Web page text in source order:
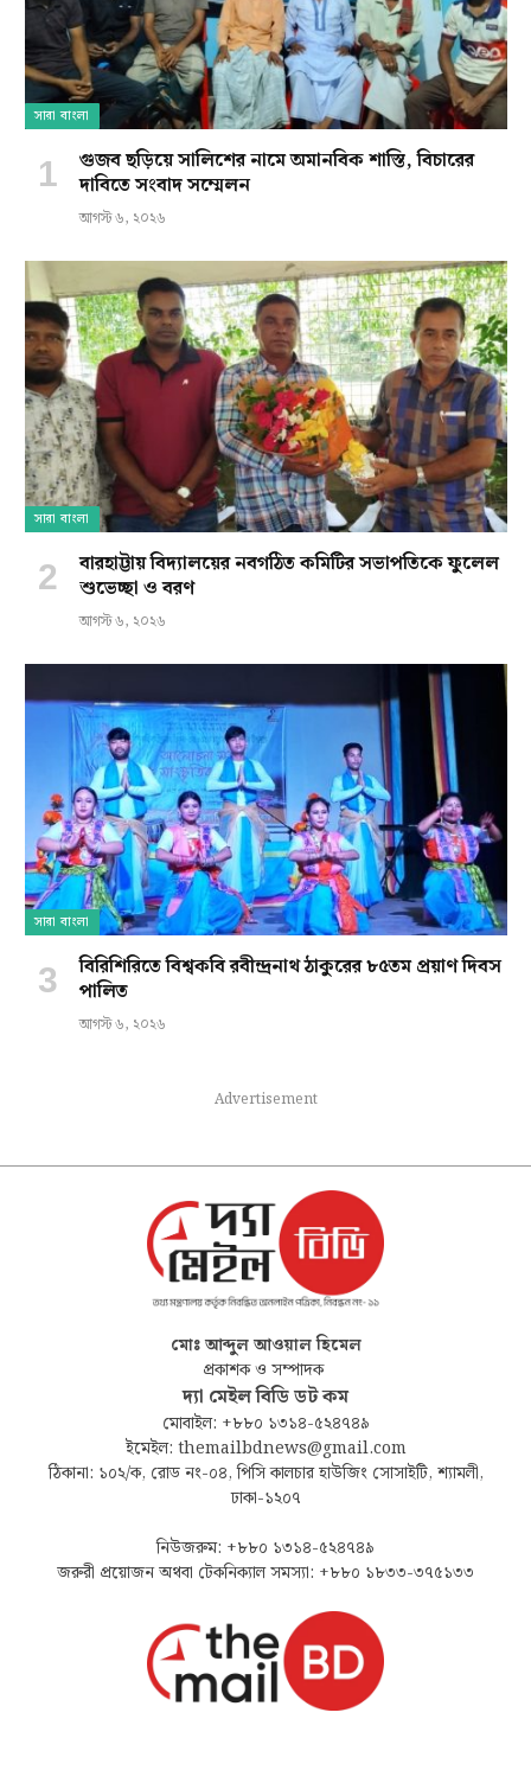
সারা বাংলা
গুজব ছড়িয়ে সালিশের নামে অমানবিক শাস্তি, বিচারের
দাবিতে সংবাদ সম্মেলন
আগস্ট ৬, ২০২৬
সারা বাংলা
বারহাট্টায় বিদ্যালয়ের নবগঠিত কমিটির সভাপতিকে ফুলেল
শুভেচ্ছা ও বরণ
আগস্ট ৬, ২০২৬
সারা বাংলা
বিরিশিরিতে বিশ্বকবি রবীন্দ্রনাথ ঠাকুরের ৮৫তম প্রয়াণ দিবস
পালিত
আগস্ট ৬, ২০২৬
Advertisement
মোঃ আব্দুল আওয়াল হিমেল
প্রকাশক ও সম্পাদক
দ্যা মেইল বিডি ডট কম
মোবাইল: +৮৮০ ১৩১৪-৫২৪৭৪৯
ইমেইল: themailbdnews@gmail.com
ঠিকানা: ১০২/ক, রোড নং-০৪, পিসি কালচার হাউজিং সোসাইটি, শ্যামলী,
ঢাকা-১২০৭
নিউজরুম: +৮৮০ ১৩১৪-৫২৪৭৪৯
জরুরী প্রয়োজন অথবা টেকনিক্যাল সমস্যা: +৮৮০ ১৮৩৩-৩৭৫১৩৩